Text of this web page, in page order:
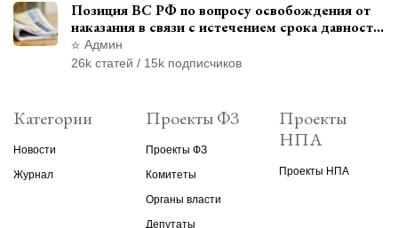
Позиция ВС РФ по вопросу освобождения от
наказания в связи с истечением срока давности
уголовного преследования
Админ
26k статей / 15k подписчиков
Категории
Новости
Журнал
Проекты ФЗ
Проекты ФЗ
Комитеты
Органы власти
Депутаты
Проекты
НПА
Проекты НПА